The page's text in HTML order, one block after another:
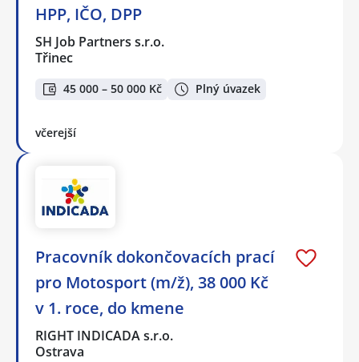
HPP, IČO, DPP
SH Job Partners s.r.o.
Třinec
45 000 – 50 000 Kč Plný úvazek
včerejší
Pracovník dokončovacích prací
pro Motosport (m/ž), 38 000 Kč
v 1. roce, do kmene
RIGHT INDICADA s.r.o.
Ostrava